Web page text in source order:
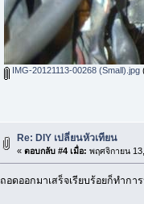
IMG-20121113-00268 (Small).jpg
Re: DIY เปลี่ยนหัวเทียน
« ตอบกลับ #4 เมื่อ: พฤศจิกายน
ถอดออกมาเสร็จเรียบร้อยก็ทำก